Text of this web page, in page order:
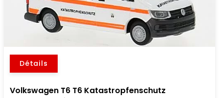
Détails
Volkswagen T6 T6 Katastropfenschutz